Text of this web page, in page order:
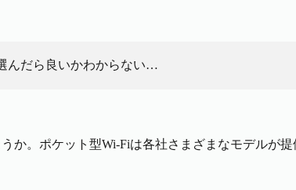
んだら良いかわからない…
か。ポケット型Wi-Fiは各社さまざまなモデルが